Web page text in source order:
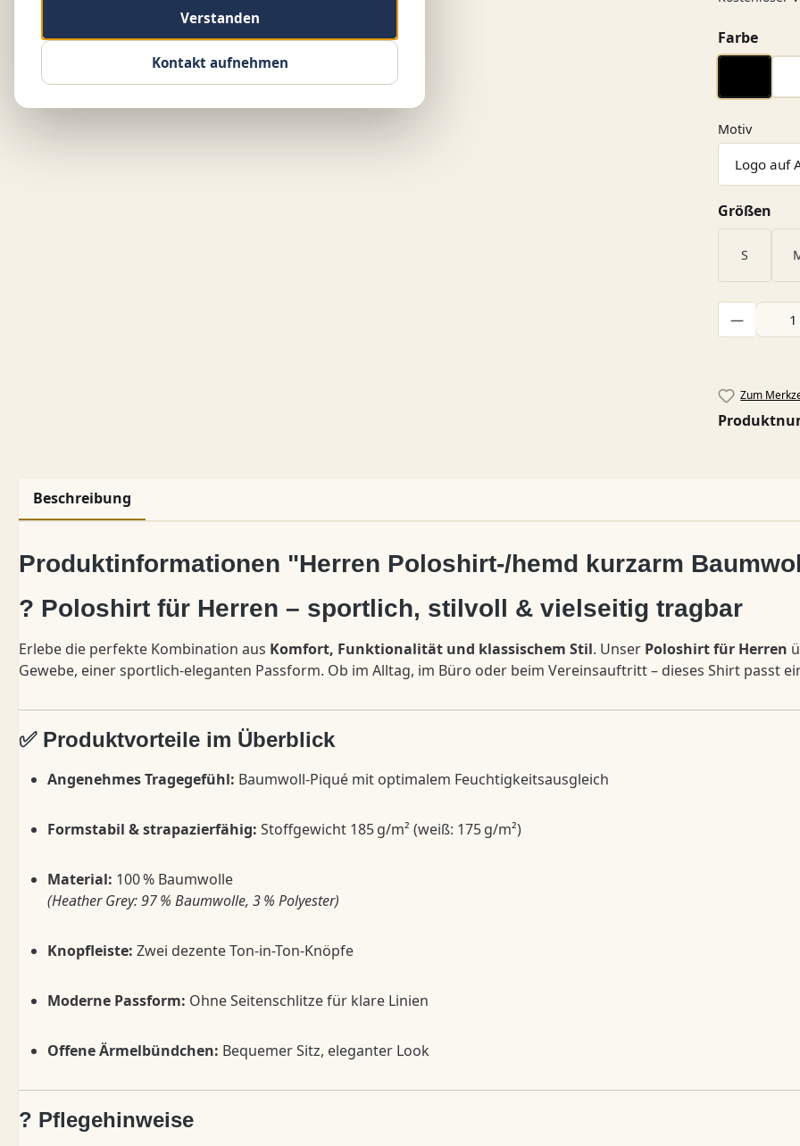
Verstanden
Kontakt aufnehmen
Farbe
Motiv
Größen
S
Produkt
Zum
Beschreibung
Produktinformationen "Herren Poloshirt-/hemd kurzarm
? Poloshirt für Herren – sportlich, stilvoll & vielseitig tragbar
Erlebe die perfekte Kombination aus Komfort, Funktionalität und klassischem Stil. Unser Poloshirt für Herren
Gewebe, einer sportlich-eleganten Passform. Ob im Alltag, im Büro oder beim Vereinsauftritt – dieses Shirt passt
✅ Produktvorteile im Überblick
Angenehmes Tragegefühl: Baumwoll-Piqué mit optimalem Feuchtigkeitsausgleich
Formstabil & strapazierfähig: Stoffgewicht 185 g/m² (weiß: 175 g/m²)
Material: 100 % Baumwolle
(Heather Grey: 97 % Baumwolle, 3 % Polyester)
Knopfleiste: Zwei dezente Ton-in-Ton-Knöpfe
Moderne Passform: Ohne Seitenschlitze für klare Linien
Offene Ärmelbündchen: Bequemer Sitz, eleganter Look
? Pflegehinweise